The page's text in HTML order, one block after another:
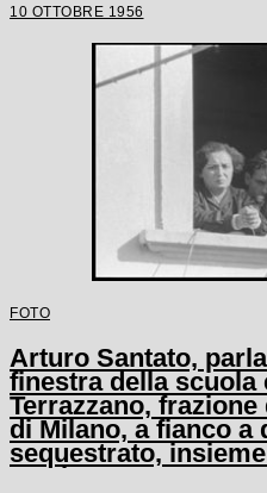
10 OTTOBRE 1956
FOTO
Arturo Santato,
finestra della scuola
Terrazzano,
di Milano, a fianco a
sequestrato,
un'altra maestra,